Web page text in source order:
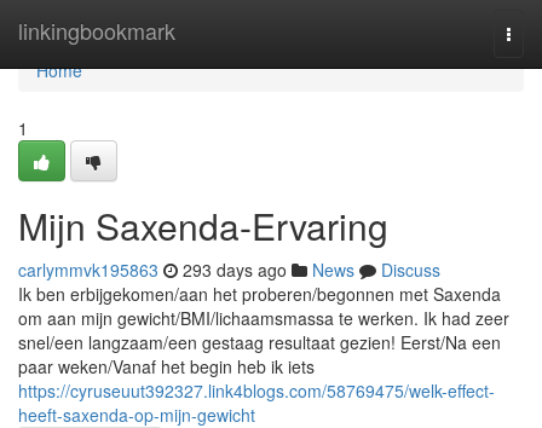
linkingbookmark
Home
Home
1
Mijn Saxenda-Ervaring
carlymmvk195863 293 days ago News
Discuss
Ik ben erbijgekomen/aan het proberen/begonnen met Saxenda
om aan mijn gewicht/BMI/lichaamsmassa te werken. Ik had zeer
snel/een langzaam/een gestaag resultaat gezien! Eerst/Na een
paar weken/Vanaf het begin heb ik iets
https://cyruseuut392327.link4blogs.com/58769475/welk-effect-
heeft-saxenda-op-mijn-gewicht